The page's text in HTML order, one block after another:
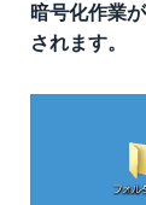
暗号化作業
されます。